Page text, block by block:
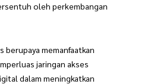
oleh perkembangan
berupaya memanfaatkan
jaringan akses
dalam meningkatkan